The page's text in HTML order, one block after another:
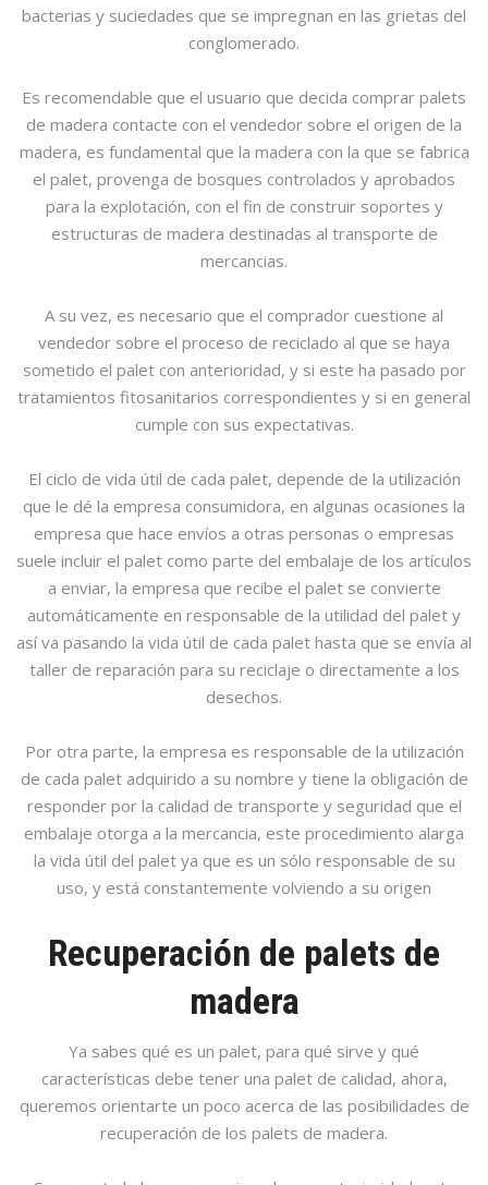
bacterias y suciedades que se impregnan en las grietas del
conglomerado.
Es recomendable que el usuario que decida comprar palets
de madera contacte con el vendedor sobre el origen de la
madera, es fundamental que la madera con la que se fabrica
el palet, provenga de bosques controlados y aprobados
para la explotación, con el fin de construir soportes y
estructuras de madera destinadas al transporte de
mercancias.
A su vez, es necesario que el comprador cuestione al
vendedor sobre el proceso de reciclado al que se haya
sometido el palet con anterioridad, y si este ha pasado por
tratamientos fitosanitarios correspondientes y si en general
cumple con sus expectativas.
El ciclo de vida útil de cada palet, depende de la utilización
que le dé la empresa consumidora, en algunas ocasiones la
empresa que hace envíos a otras personas o empresas
suele incluir el palet como parte del embalaje de los artículos
a enviar, la empresa que recibe el palet se convierte
automáticamente en responsable de la utilidad del palet y
así va pasando la vida útil de cada palet hasta que se envía al
taller de reparación para su reciclaje o directamente a los
desechos.
Por otra parte, la empresa es responsable de la utilización
de cada palet adquirido a su nombre y tiene la obligación de
responder por la calidad de transporte y seguridad que el
embalaje otorga a la mercancia, este procedimiento alarga
la vida útil del palet ya que es un sólo responsable de su
uso, y está constantemente volviendo a su origen
Recuperación de palets de
madera
Ya sabes qué es un palet, para qué sirve y qué
características debe tener una palet de calidad, ahora,
queremos orientarte un poco acerca de las posibilidades de
recuperación de los palets de madera.